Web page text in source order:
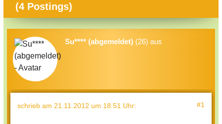
(4 Postings)
Su**** (abgemeldet) (26) aus
schrieb am 21.11.2012 um 18:51 Uhr: #1